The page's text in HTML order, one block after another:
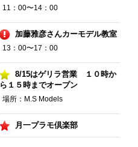
11：00〜14：00
加藤雅彦さんカーモデル教室
13：00〜17：00
8/15はゲリラ営業 １０時か
ら１５時までオープン
場所：M.S Models
月一プラモ倶楽部